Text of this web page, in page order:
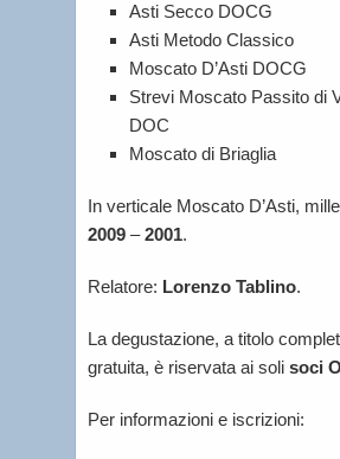
Asti Secco DOCG
Asti Metodo Classico
Moscato D’Asti DOCG
Strevi Moscato Passito di
DOC
Moscato di Briaglia
In verticale Moscato D’Asti,
2009 –2001.
Relatore: Lorenzo Tablino.
La degustazione, a titolo
gratuita, è riservata ai soli soci
Per informazioni e iscrizioni: